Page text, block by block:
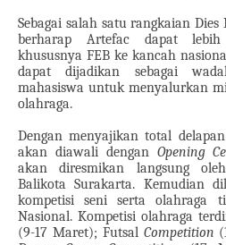
Sebagai salah satu rangkaian
berharap Artefac dapat lebih
khususnya FEB ke kancah
dapat dijadikan sebagai
mahasiswa untuk menyalurkan
olahraga.
Dengan menyajikan total
akan diawali dengan Opening
akan diresmikan langsung
Balikota Surakarta. Kemudian
kompetisi seni serta olahraga
Nasional. Kompetisi olahraga
(9-17 Maret); Futsal Competition